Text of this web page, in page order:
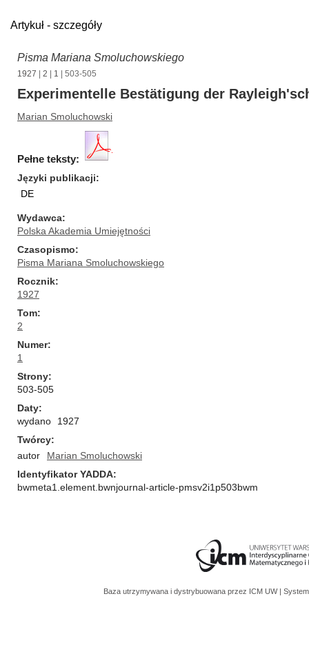
Artykuł - szczegóły
Pisma Mariana Smoluchowskiego
1927 2 1 | 503-505
Experimentelle Bestätigung der
Marian Smoluchowski
Pełne teksty:
Języki publikacji
DE
Wydawca
Polska Akademia Umiejętności
Czasopismo
Pisma Mariana Smoluchowskiego
Rocznik
1927
Tom
2
Numer
1
Strony
503-505
Daty
wydano
1927
Twórcy
autor
Marian Smoluchowski
Identyfikator YADDA
bwmeta1.element.bwnjournal-article-pmsv2i1p503bwm
Baza utrzymywana i dystrybuowana przez ICM UW |